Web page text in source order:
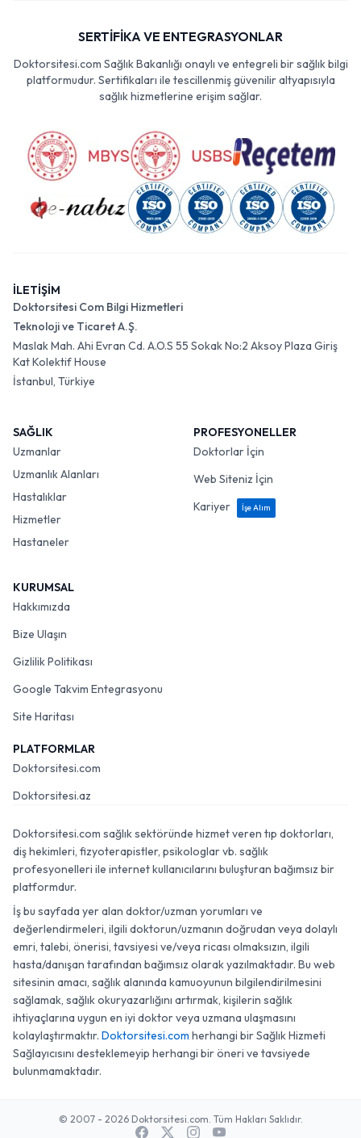
SERTİFİKA VE ENTEGRASYONLAR
Doktorsitesi.com Sağlık Bakanlığı onaylı ve entegreli bir sağlık bilgi
platformudur. Sertifikaları ile tescillenmiş güvenilir altyapısıyla
sağlık hizmetlerine erişim sağlar.
İLETİŞİM
Doktorsitesi Com Bilgi Hizmetleri
Teknoloji ve Ticaret A.Ş.
Maslak Mah. Ahi Evran Cd. A.O.S 55 Sokak No:2 Aksoy Plaza Giriş
Kat Kolektif House
İstanbul, Türkiye
SAĞLIK
Uzmanlar
Uzmanlık Alanları
Hastalıklar
Hizmetler
Hastaneler
PROFESYONELLER
Doktorlar İçin
Web Siteniz İçin
Kariyer
İşe Alım
KURUMSAL
Hakkımızda
Bize Ulaşın
Gizlilik Politikası
Google Takvim Entegrasyonu
Site Haritası
PLATFORMLAR
Doktorsitesi.com
Doktorsitesi.az
Doktorsitesi.com sağlık sektöründe hizmet veren tıp doktorları,
diş hekimleri, fizyoterapistler, psikologlar vb. sağlık
profesyonelleri ile internet kullanıcılarını buluşturan bağımsız bir
platformdur.
İş bu sayfada yer alan doktor/uzman yorumları ve
değerlendirmeleri, ilgili doktorun/uzmanın doğrudan veya dolaylı
emri, talebi, önerisi, tavsiyesi ve/veya ricası olmaksızın, ilgili
hasta/danışan tarafından bağımsız olarak yazılmaktadır. Bu web
sitesinin amacı, sağlık alanında kamuoyunun bilgilendirilmesini
sağlamak, sağlık okuryazarlığını artırmak, kişilerin sağlık
ihtiyaçlarına uygun en iyi doktor veya uzmana ulaşmasını
kolaylaştırmaktır. Doktorsitesi.com herhangi bir Sağlık Hizmeti
Sağlayıcısını desteklemeyip herhangi bir öneri ve tavsiyede
bulunmamaktadır.
© 2007 - 2026 Doktorsitesi.com. Tüm Hakları Saklıdır.